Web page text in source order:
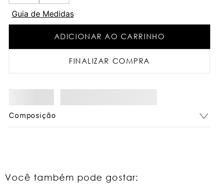
Guia de Medidas
ADICIONAR AO CARRINHO
FINALIZAR COMPRA
Composição
Você também pode gostar: